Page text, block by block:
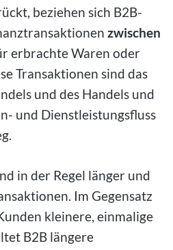
beziehen sich B2B-
zwischen
erbrachte Waren oder
Transaktionen sind das
und des Handels und
und Dienstleistungsfluss
in der Regel länger und
Im Gegensatz
kleinere, einmalige
B2B längere